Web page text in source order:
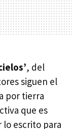
, del
siguen el
por tierra
que es
lo escrito para